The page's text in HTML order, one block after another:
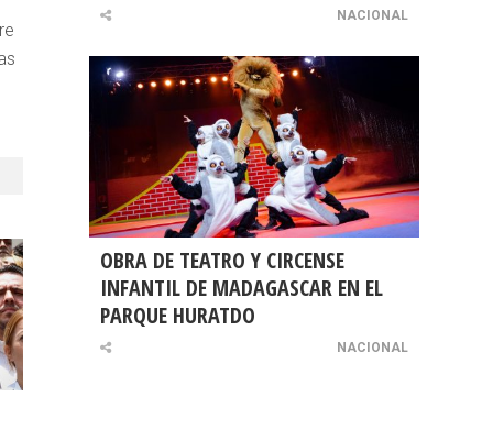
NACIONAL
OBRA DE TEATRO Y CIRCENSE
INFANTIL DE MADAGASCAR EN EL
PARQUE HURATDO
NACIONAL